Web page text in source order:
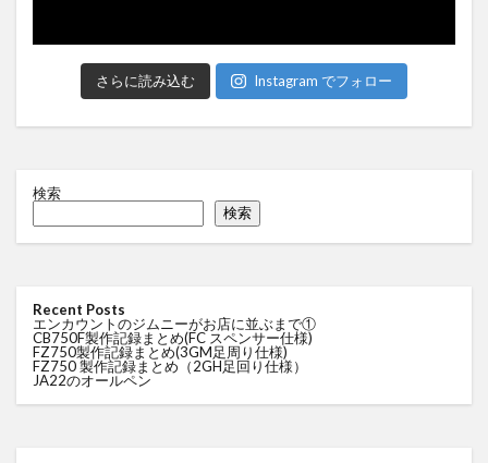
さらに読み込む Instagram でフォロー
検索
検索
Recent Posts
エンカウントのジムニーがお店に並ぶまで①
CB750F製作記録まとめ(FC スペンサー仕様)
FZ750製作記録まとめ(3GM足周り仕様)
FZ750 製作記録まとめ（2GH足回り仕様）
JA22のオールペン